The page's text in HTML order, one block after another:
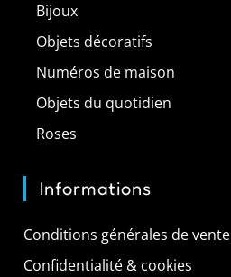
Bijoux
Objets décoratifs
Numéros de maison
Objets du quotidien
Roses
Informations
Conditions générales de vente
Confidentialité & cookies